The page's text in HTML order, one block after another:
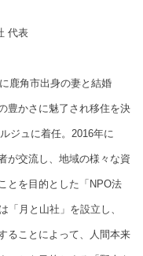
代表
鹿角市出身の妻と結婚
豊かさに魅了され移住を決
ジュに着任。2016年に
が交流し、地域の様々な資
とを目的とした「NPO法
「月と山社」を設立し、
ることによって、人間本来